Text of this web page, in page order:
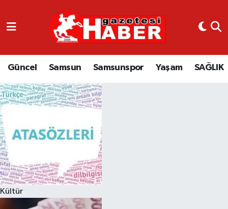
Güncel Samsun Samsunspor Yaşam SAĞLIK
Kültür
GÜNCEL
SAMSUN
SAMSUNSPOR
YAŞAM